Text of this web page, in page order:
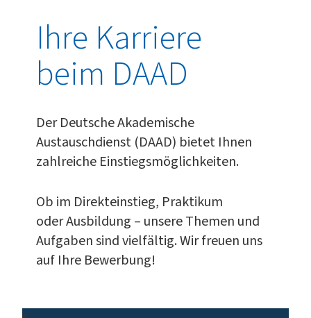
Ihre Karriere
beim DAAD
Der Deutsche Akademische
Austauschdienst (DAAD) bietet Ihnen
zahlreiche Einstiegsmöglichkeiten.
Ob im Direkteinstieg, Praktikum
oder Ausbildung – unsere Themen und
Aufgaben sind vielfältig. Wir freuen uns
auf Ihre Bewerbung!